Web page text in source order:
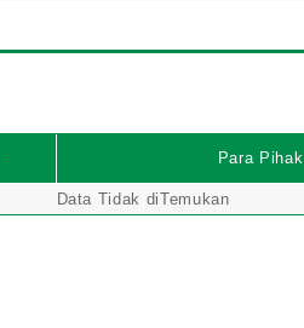
Para Pihak
Data Tidak diTemukan